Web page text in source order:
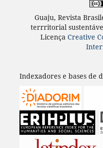
Guaju, Revista
terrritorial
Licença Creative
Indexadores e bases de